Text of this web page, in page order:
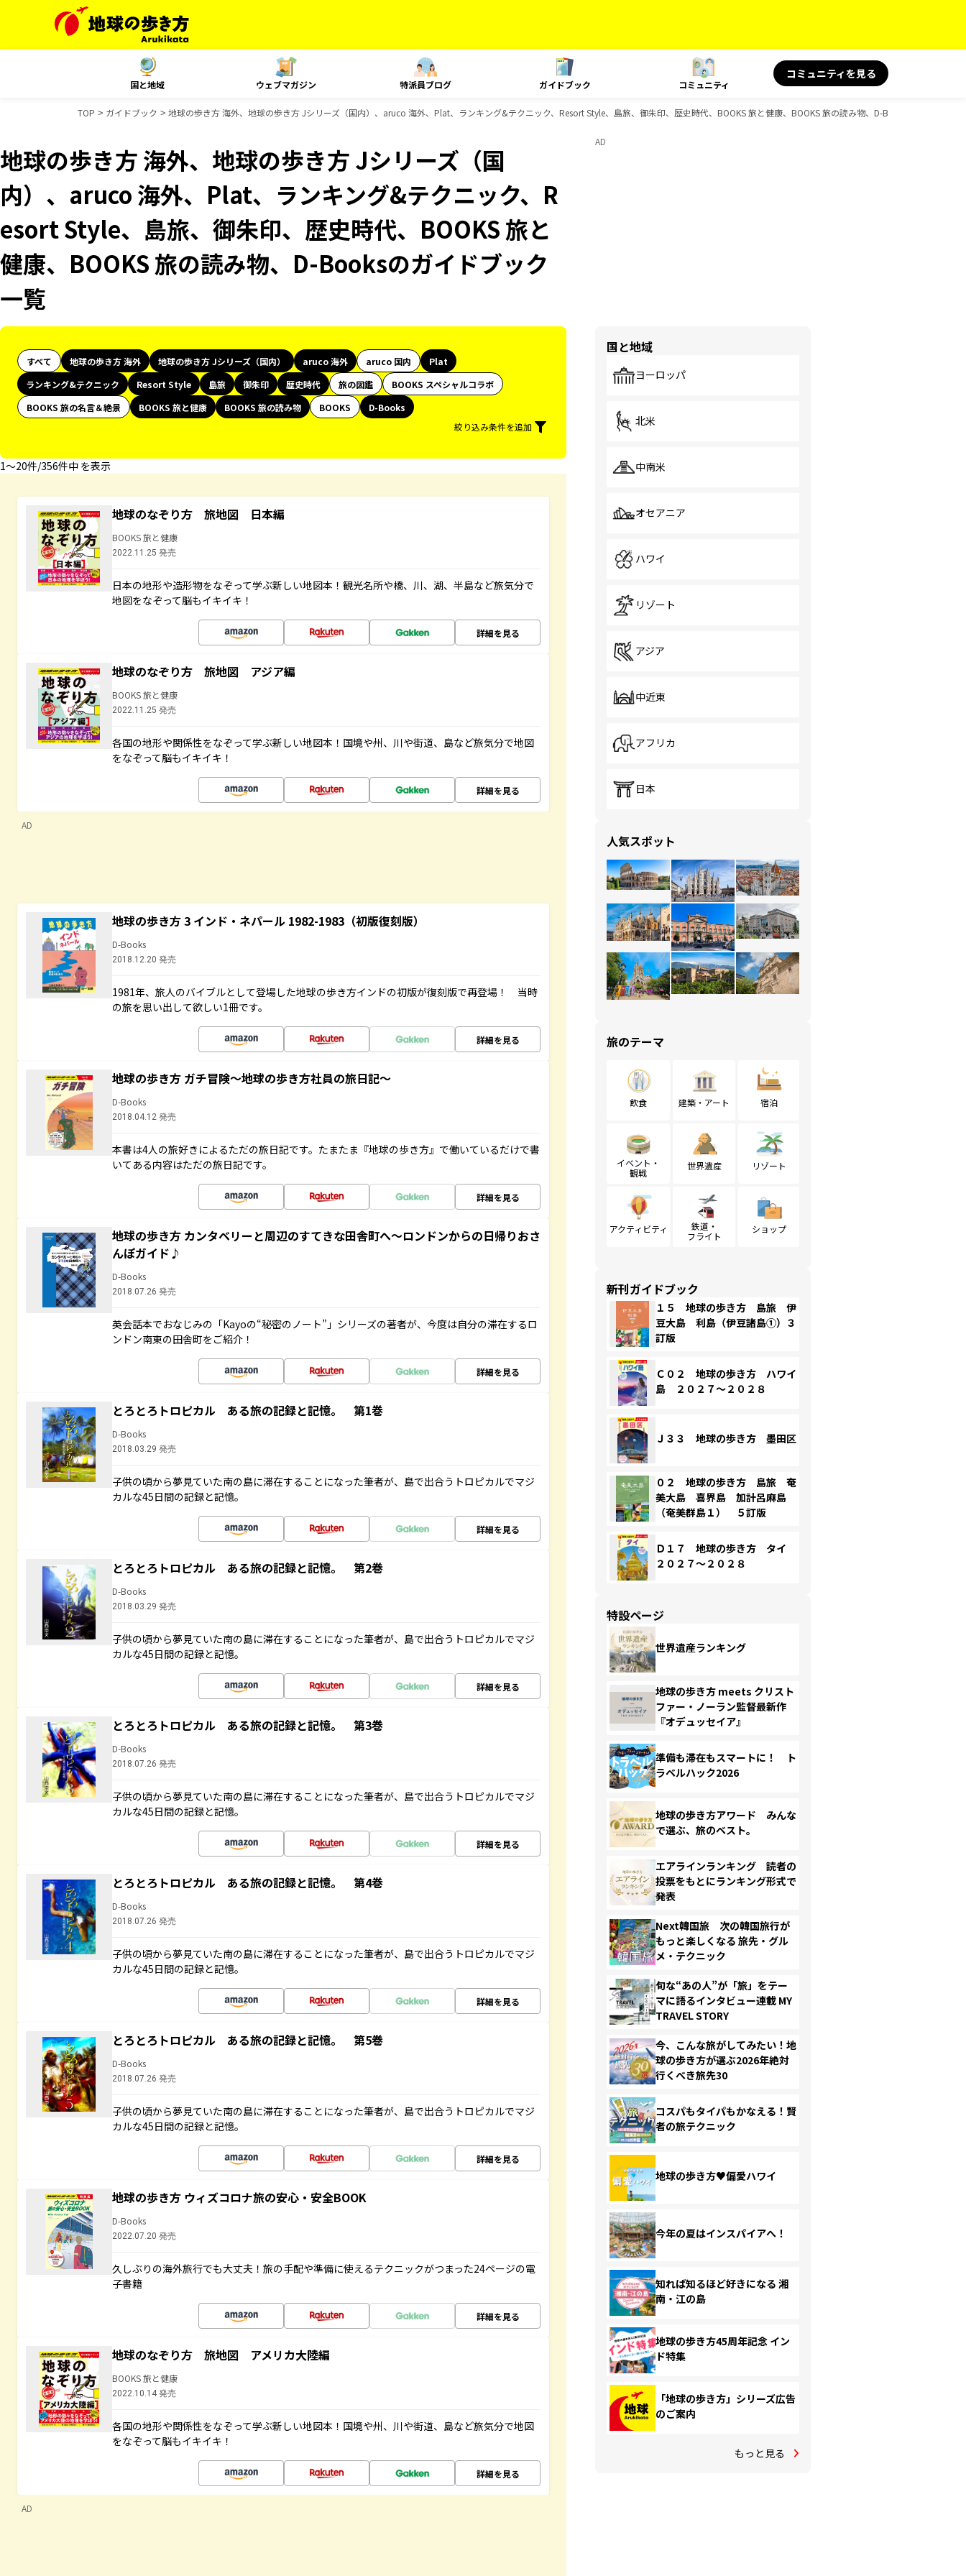
国と地域 ウェブマガジン 特派員ブログ ガイドブック コミュニティ
コミュニティを見る
TOP ガイドブック 地球の歩き方 海外、地球の歩き方 Jシリーズ（国内）、aruco 海外、Plat、ランキング&テクニック、Resort Style、島旅、御朱印、歴史時代、BOOKS 旅と健康、BOOKS 旅の読み物、D-Booksのガイドブッ
地球の歩き方 海外、地球の歩き方 Jシリーズ（国
内）、aruco 海外、Plat、ランキング&テクニック、R
esort Style、島旅、御朱印、歴史時代、BOOKS 旅と
健康、BOOKS 旅の読み物、D-Booksのガイドブック
一覧
すべて 地球の歩き方 海外 地球の歩き方 Jシリーズ（国内） aruco 海外 aruco 国内
Plat
ランキング&テクニック
Resort Style 島旅 御朱印 歴史時代 旅の図鑑
BOOKS スペシャルコラボ
BOOKS 旅の名言＆絶景
BOOKS 旅と健康 BOOKS 旅の読み物 BOOKS
D-Books
絞り込み条件を追加
1〜20件/356件中 を表示
地球のなぞり方 旅地図 日本編
BOOKS 旅と健康
2022.11.25 発売
日本の地形や造形物をなぞって学ぶ新しい地図本！観光名所や橋、川、湖、半島など旅気分で
地図をなぞって脳もイキイキ！
詳細を見る
地球のなぞり方 旅地図 アジア編
BOOKS 旅と健康
2022.11.25 発売
各国の地形や関係性をなぞって学ぶ新しい地図本！国境や州、川や街道、島など旅気分で地図
をなぞって脳もイキイキ！
詳細を見る
AD
地球の歩き方 3 インド・ネパール 1982-1983（初版復刻版）
D-Books
2018.12.20 発売
1981年、旅人のバイブルとして登場した地球の歩き方インドの初版が復刻版で再登場！ 当時
の旅を思い出して欲しい1冊です。
詳細を見る
地球の歩き方 ガチ冒険～地球の歩き方社員の旅日記～
D-Books
2018.04.12 発売
本書は4人の旅好きによるただの旅日記です。たまたま『地球の歩き方』で働いているだけで書
いてある内容はただの旅日記です。
詳細を見る
地球の歩き方 カンタベリーと周辺のすてきな田舎町へ～ロンドンからの日帰りおさ
んぽガイド♪
D-Books
2018.07.26 発売
英会話本でおなじみの「Kayoの“秘密のノート”」シリーズの著者が、今度は自分の滞在するロ
ンドン南東の田舎町をご紹介！
詳細を見る
とろとろトロピカル ある旅の記録と記憶。 第1巻
D-Books
2018.03.29 発売
子供の頃から夢見ていた南の島に滞在することになった筆者が、島で出合うトロピカルでマジ
カルな45日間の記録と記憶。
詳細を見る
とろとろトロピカル ある旅の記録と記憶。 第2巻
D-Books
2018.03.29 発売
子供の頃から夢見ていた南の島に滞在することになった筆者が、島で出合うトロピカルでマジ
カルな45日間の記録と記憶。
詳細を見る
とろとろトロピカル ある旅の記録と記憶。 第3巻
D-Books
2018.07.26 発売
子供の頃から夢見ていた南の島に滞在することになった筆者が、島で出合うトロピカルでマジ
カルな45日間の記録と記憶。
詳細を見る
とろとろトロピカル ある旅の記録と記憶。 第4巻
D-Books
2018.07.26 発売
子供の頃から夢見ていた南の島に滞在することになった筆者が、島で出合うトロピカルでマジ
カルな45日間の記録と記憶。
詳細を見る
とろとろトロピカル ある旅の記録と記憶。 第5巻
D-Books
2018.07.26 発売
子供の頃から夢見ていた南の島に滞在することになった筆者が、島で出合うトロピカルでマジ
カルな45日間の記録と記憶。
詳細を見る
地球の歩き方 ウィズコロナ旅の安心・安全BOOK
D-Books
2022.07.20 発売
久しぶりの海外旅行でも大丈夫！旅の手配や準備に使えるテクニックがつまった24ページの電
子書籍
詳細を見る
地球のなぞり方 旅地図 アメリカ大陸編
BOOKS 旅と健康
2022.10.14 発売
各国の地形や関係性をなぞって学ぶ新しい地図本！国境や州、川や街道、島など旅気分で地図
をなぞって脳もイキイキ！
詳細を見る
AD
AD
国と地域
ヨーロッパ
北米
中南米
オセアニア
ハワイ
リゾート
アジア
中近東
アフリカ
日本
人気スポット
旅のテーマ
飲食 建築・アート 宿泊
イベント・
観戦
世界遺産 リゾート
アクティビティ
鉄道・
フライト
ショップ
新刊ガイドブック
１５ 地球の歩き方 島旅 伊
豆大島 利島（伊豆諸島①）３
訂版
Ｃ０２ 地球の歩き方 ハワイ
島 ２０２７～２０２８
Ｊ３３ 地球の歩き方 墨田区
０２ 地球の歩き方 島旅 奄
美大島 喜界島 加計呂麻島
（奄美群島１） ５訂版
Ｄ１７ 地球の歩き方 タイ
２０２７～２０２８
特設ページ
世界遺産ランキング
地球の歩き方 meets クリスト
ファー・ノーラン監督最新作
『オデュッセイア』
準備も滞在もスマートに！ ト
ラベルハック2026
地球の歩き方アワード みんな
で選ぶ、旅のベスト。
エアラインランキング 読者の
投票をもとにランキング形式で
発表
Next韓国旅 次の韓国旅行が
もっと楽しくなる 旅先・グル
メ・テクニック
旬な“あの人”が「旅」をテー
マに語るインタビュー連載 MY
TRAVEL STORY
今、こんな旅がしてみたい！地
球の歩き方が選ぶ2026年絶対
行くべき旅先30
コスパもタイパもかなえる！賢
者の旅テクニック
地球の歩き方♥偏愛ハワイ
今年の夏はインスパイアへ！
知れば知るほど好きになる 湘
南・江の島
地球の歩き方45周年記念 イン
ド特集
「地球の歩き方」シリーズ広告
のご案内
もっと見る